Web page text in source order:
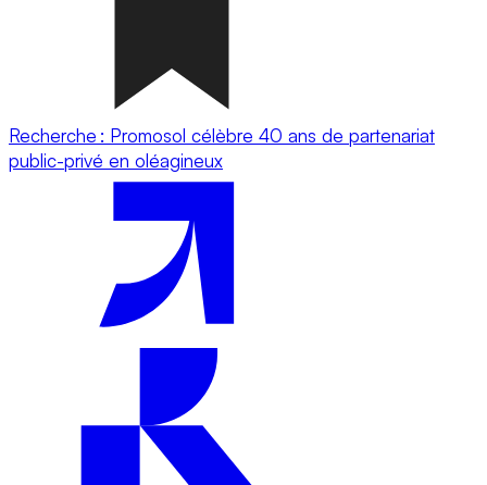
Recherche : Promosol célèbre 40 ans de partenariat
public-privé en oléagineux